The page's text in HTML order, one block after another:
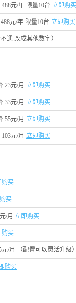
元/年 限量10台 立即购买
元/年 限量10台 立即购买
通 改成其他数字）
23元/月 立即购买
33元/月 立即购买
55元/月 立即购买
元/月 立即购买
购买
买
/月 立即购买
购买
/月 （配置可以灵活升级）
购买